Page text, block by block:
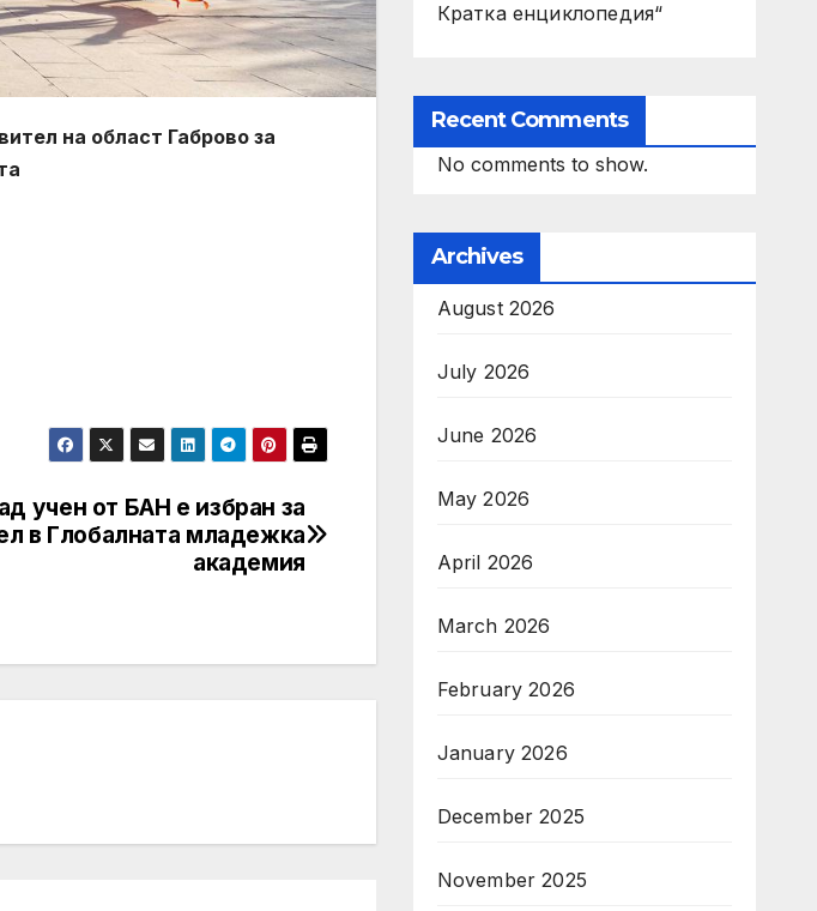
на област Габрово за
учен от БАН е избран за
в Глобалната младежка
академия
Кратка енциклопедия“
Recent Comments
No comments to show.
Archives
August 2026
July 2026
June 2026
May 2026
April 2026
March 2026
February 2026
January 2026
December 2025
November 2025